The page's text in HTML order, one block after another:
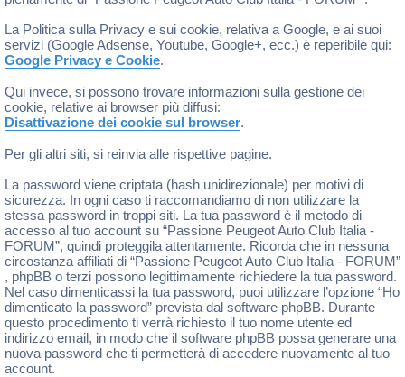
La Politica sulla Privacy e sui cookie, relativa a Google, e ai suoi
servizi (Google Adsense, Youtube, Google+, ecc.) è reperibile qui:
Google Privacy e Cookie.
Qui invece, si possono trovare informazioni sulla gestione dei
cookie, relative ai browser più diffusi:
Disattivazione dei cookie sul browser.
Per gli altri siti, si reinvia alle rispettive pagine.
La password viene criptata (hash unidirezionale) per motivi di
sicurezza. In ogni caso ti raccomandiamo di non utilizzare la
stessa password in troppi siti. La tua password è il metodo di
accesso al tuo account su “Passione Peugeot Auto Club Italia -
FORUM”, quindi proteggila attentamente. Ricorda che in nessuna
circostanza affiliati di “Passione Peugeot Auto Club Italia - FORUM”
, phpBB o terzi possono legittimamente richiedere la tua password.
Nel caso dimenticassi la tua password, puoi utilizzare l’opzione “Ho
dimenticato la password” prevista dal software phpBB. Durante
questo procedimento ti verrà richiesto il tuo nome utente ed
indirizzo email, in modo che il software phpBB possa generare una
nuova password che ti permetterà di accedere nuovamente al tuo
account.